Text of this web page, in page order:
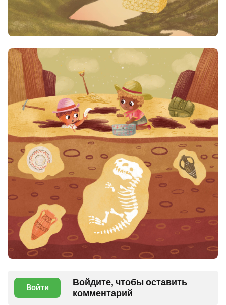
Войти
Войдите, чтобы оставить
комментарий